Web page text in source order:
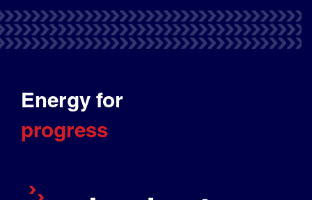
Energy for
progress